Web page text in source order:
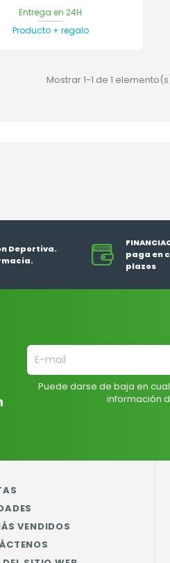
Entrega en 24H
Producto + regalo
Mostrar 1-1 de 1
Deportiva.
paga en
plazos
Puede darse de baja en
información
VENDIDOS